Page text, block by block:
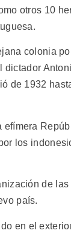
otros 10
colonia
de 1932
los
de
país.
en el